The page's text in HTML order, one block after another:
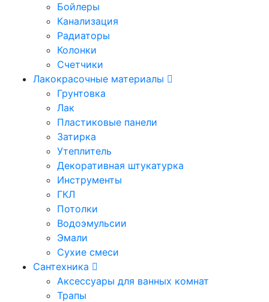
Бойлеры
Канализация
Радиаторы
Колонки
Счетчики
Лакокрасочные материалы
Грунтовка
Лак
Пластиковые панели
Затирка
Утеплитель
Декоративная штукатурка
Инструменты
ГКЛ
Потолки
Водоэмульсии
Эмали
Сухие смеси
Сантехника
Аксессуары для ванных комнат
Трапы